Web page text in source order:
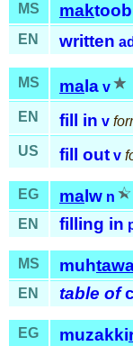
MS maktoob
EN written
MS ma la v
EN fill in v
US
fill out v
EG ma lw n
EN filling in
MS muh
EN table of
EG muzakki